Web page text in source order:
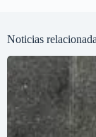
Noticias